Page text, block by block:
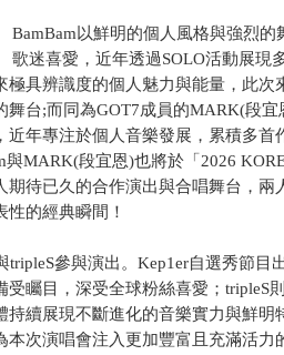
BamBam以鮮明的個人風格與強烈的
歌迷喜愛，近年透過SOLO活動展現
具辨識度的個人魅力與能量，此次
台;而同為GOT7成員的MARK(段
年專注於個人音樂發展，累積多首
MARK(段宜恩)也將於「2026
待已久的合作演出與合唱舞台，兩
的經典瞬間！
參與演出。Kep1er自選秀節目
矚目，深受全球粉絲喜愛；tripleS
續展現不斷進化的音樂實力與鮮明
次演唱會注入更加豐富且充滿活力